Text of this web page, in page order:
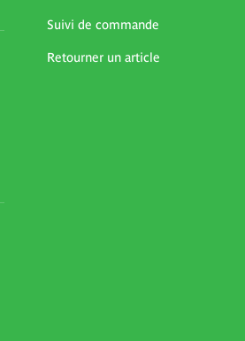
Suivi de commande
Retourner un article